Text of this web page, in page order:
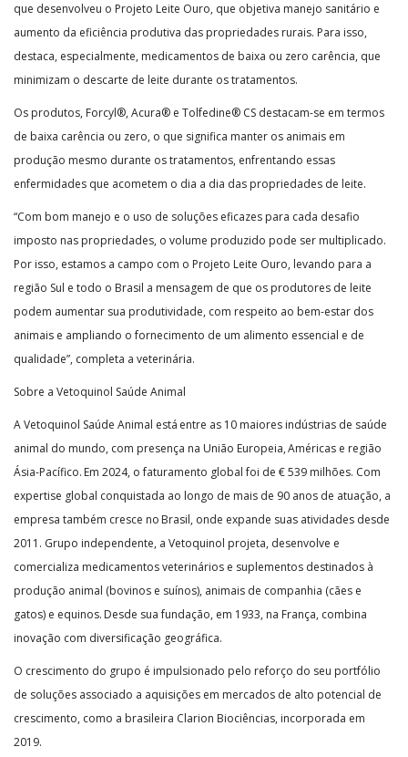
que desenvolveu o Projeto Leite Ouro, que objetiva manejo sanitário e
aumento da eficiência produtiva das propriedades rurais. Para isso,
destaca, especialmente, medicamentos de baixa ou zero carência, que
minimizam o descarte de leite durante os tratamentos.
Os produtos, Forcyl®, Acura® e Tolfedine® CS destacam-se em termos
de baixa carência ou zero, o que significa manter os animais em
produção mesmo durante os tratamentos, enfrentando essas
enfermidades que acometem o dia a dia das propriedades de leite.
“Com bom manejo e o uso de soluções eficazes para cada desafio
imposto nas propriedades, o volume produzido pode ser multiplicado.
Por isso, estamos a campo com o Projeto Leite Ouro, levando para a
região Sul e todo o Brasil a mensagem de que os produtores de leite
podem aumentar sua produtividade, com respeito ao bem-estar dos
animais e ampliando o fornecimento de um alimento essencial e de
qualidade”, completa a veterinária.
Sobre a Vetoquinol Saúde Animal
A Vetoquinol Saúde Animal está entre as 10 maiores indústrias de saúde
animal do mundo, com presença na União Europeia, Américas e região
Ásia-Pacífico. Em 2024, o faturamento global foi de € 539 milhões. Com
expertise global conquistada ao longo de mais de 90 anos de atuação, a
empresa também cresce no Brasil, onde expande suas atividades desde
2011. Grupo independente, a Vetoquinol projeta, desenvolve e
comercializa medicamentos veterinários e suplementos destinados à
produção animal (bovinos e suínos), animais de companhia (cães e
gatos) e equinos. Desde sua fundação, em 1933, na França, combina
inovação com diversificação geográfica.
O crescimento do grupo é impulsionado pelo reforço do seu portfólio
de soluções associado a aquisições em mercados de alto potencial de
crescimento, como a brasileira Clarion Biociências, incorporada em
2019.